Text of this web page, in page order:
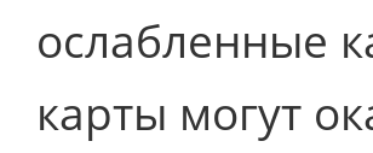
ослабленные
карты могут